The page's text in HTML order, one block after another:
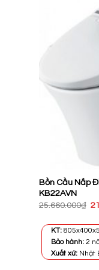
Bồn Cầu Nắp
KB22AVN
25.660.000₫
KT:
Bảo hành:2
Xuất xứ: Nhật